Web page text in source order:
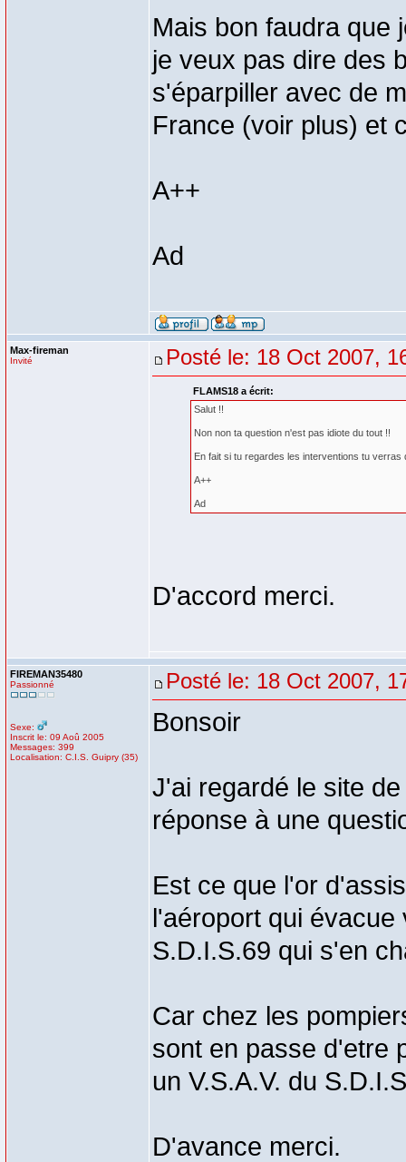
Mais bon faudra que
je veux pas dire des
s'éparpiller avec de
France (voir plus) et
A++
Ad
Max-fireman
Invité Posté le: 18 Oct 2007,
FLAMS18 a écrit:
Salut !!
Non non ta question n'est pas idiote du tout !!
En fait si tu regardes les interventions tu
A++
Ad
D'accord merci.
FIREMAN35480
Passionné
Sexe:
Inscrit le: 09 Aoû 2005
Messages: 399
Localisation: C.I.S. Guipry (35)
Posté le: 18 Oct 2007,
Bonsoir
J'ai regardé le site
réponse à une
Est ce que l'or
l'aéroport qui évacue
S.D.I.S.69 qui s'en
Car chez les
sont en passe d'etre
un V.S.A.V. du
D'avance merci.